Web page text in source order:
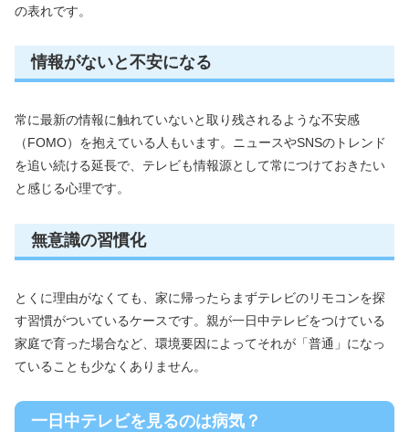
の表れです。
情報がないと不安になる
常に最新の情報に触れていないと取り残されるような不安感
（FOMO）を抱えている人もいます。ニュースやSNSのトレンド
を追い続ける延長で、テレビも情報源として常につけておきたい
と感じる心理です。
無意識の習慣化
とくに理由がなくても、家に帰ったらまずテレビのリモコンを探
す習慣がついているケースです。親が一日中テレビをつけている
家庭で育った場合など、環境要因によってそれが「普通」になっ
ていることも少なくありません。
一日中テレビを見るのは病気？